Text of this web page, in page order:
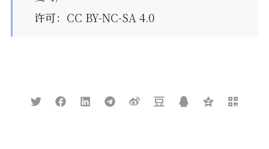
许可：CC BY-NC-SA 4.0